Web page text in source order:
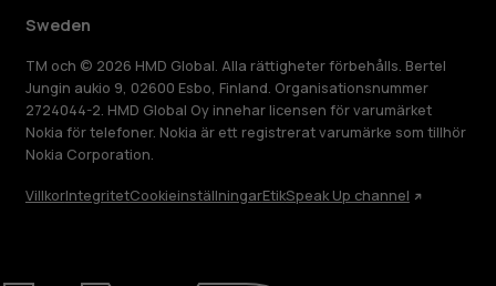
Sweden
TM och © 2026 HMD Global. Alla rättigheter förbehålls. Bertel
Jungin aukio 9, 02600 Esbo, Finland. Organisationsnummer
2724044-2. HMD Global Oy innehar licensen för varumärket
Nokia för telefoner. Nokia är ett registrerat varumärke som tillhör
Nokia Corporation.
VillkorIntegritetCookieinställningarEtikSpeak Up channel